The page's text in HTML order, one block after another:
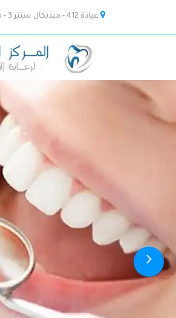
عيادة 412 - ميديكال سنتر 3 - مدينة نصر